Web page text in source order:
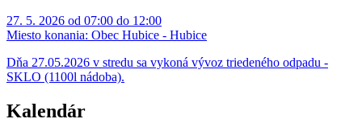
27. 5. 2026 od 07:00 do 12:00
Miesto konania: Obec Hubice - Hubice
Dňa 27.05.2026 v stredu sa vykoná vývoz triedeného odpadu -
SKLO (1100l nádoba).
Kalendár